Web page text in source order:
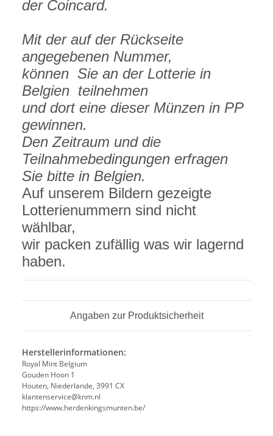
der Coincard.
Mit der auf der Rückseite
angegebenen Nummer,
können Sie an der Lotterie in
Belgien teilnehmen
und dort eine dieser Münzen in PP
gewinnen.
Den Zeitraum und die
Teilnahmebedingungen erfragen
Sie bitte in Belgien.
Auf unserem Bildern gezeigte
Lotterienummern sind nicht
wählbar,
wir packen zufällig was wir lagernd
haben.
Angaben zur Produktsicherheit
Herstellerinformationen:
Royal Mint Belgium
Gouden Hoon 1
Houten, Niederlande, 3991 CX
klantenservice@knm.nl
https://www.herdenkingsmunten.be/